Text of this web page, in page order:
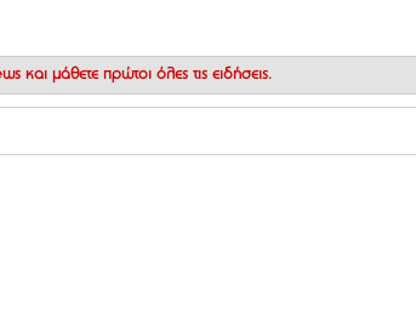
και μάθετε πρώτοι όλες τις ειδήσεις.